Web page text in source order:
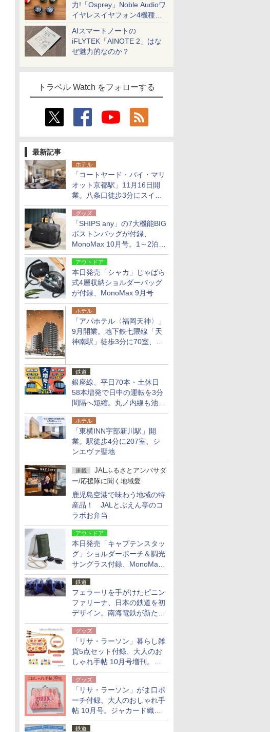
力!「Osprey」Noble Audioワ
イヤレスイヤフォン4機種を
一気に聴く
AIスマートノートの
iFLYTEK「AINOTE 2」はな
ぜ魅力的なのか？
トラベル Watch をフォローする
最新記事
ホテル
「コートヤード・バイ・マリ
オット京都駅」11月16日開
業。八条口徒歩3分にスイー
ト含む全270室、ダイニング
も併設
グッズ
「SHIPS any」の7大機能BIG
ボストンバッグが付録、
MonoMax 10月号。1～2泊の
荷物、キャリーオンも可能
アウトドア
本日発売「シャカ」じゃばら
式4層収納ショルダーバッグ
が付録、MonoMax 9月号
ホテル
「アパホテル〈福岡天神〉」
9月開業。地下鉄七隈線「天
神南駅」徒歩3分に70室、エ
鉄道
銀座線、平日70本・土休日
58本増発で日中の運転を3分
間隔へ短縮。丸ノ内線も池袋
～中野坂上を4分間隔に
ホテル
「東横INN宇部新川駅」開
業。駅徒歩4分に207室、シ
ンエヴァ聖地
連載
JALふるさとアンバサダ
ー/応援隊に聞く地域愛
鹿児島空港で味わう地域の特
産品！ JALとぶえん亭のコ
ラボお弁当
アウトドア
本日発売「キャプテンスタッ
グ」ショルダーポーチ＆調光
サングラス付録、MonoMax
9月号増刊
鉄道
フェラーリを手がけたピニン
ファリーナ、日本の鉄道を初
デザイン。南海電鉄が新たな
「空港特急」をなにわ筋線へ
導入
グッズ
「リサ・ラーソン」暮らし雑
貨5点セット付録、大人のお
しゃれ手帖 10月号増刊。
USBケーブルや缶ケースなど
グッズ
「リサ・ラーソン」がま口ポ
ーチ付録、大人のおしゃれ手
帖 10月号。ジャカード織の
北欧猫デザイン
鉄道